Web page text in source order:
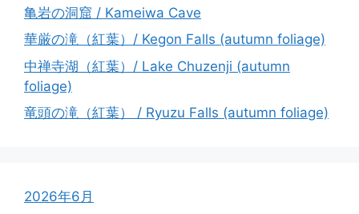
亀岩の洞窟 / Kameiwa Cave
華厳の滝（紅葉）/ Kegon Falls (autumn foliage)
中禅寺湖（紅葉）/ Lake Chuzenji (autumn
foliage)
竜頭の滝（紅葉） / Ryuzu Falls (autumn foliage)
2026年6月